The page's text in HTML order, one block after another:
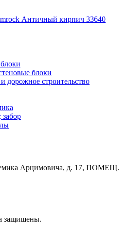
Античный кирпич 33640
блоки
дорожное строительство
забор
Арцимовича, д. 17, ПОМЕЩ.
защищены.